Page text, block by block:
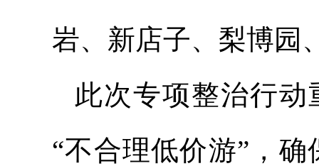
岩、新店子、梨博园
此次专项整治行
“不合理低价游”，